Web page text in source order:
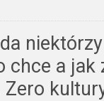
chce a
Zero